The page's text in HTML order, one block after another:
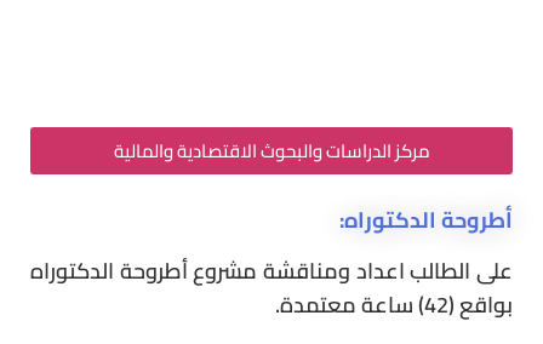
مركز الدراسات والبحوث الاقتصادية والمالية
أطروحة الدكتوراه:
على الطالب اعداد ومناقشة مشروع أطروحة الدكتوراه
بواقع (42) ساعة معتمدة.